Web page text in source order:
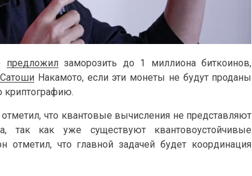
предложилзаморозить до 1 миллиона биткоинов,
Сатоши Накамото, если эти монеты не будут проданы
криптографию.
что квантовые вычисления не представляют
так как уже существуют квантовоустойчивые
отметил, что главной задачей будет координация